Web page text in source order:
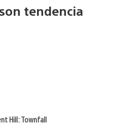
tendencia
Hill: Townfall